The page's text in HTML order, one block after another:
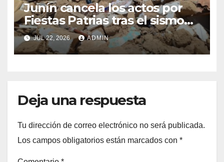
Junín cancela los actos por
Fiestas Patrias tras el sismo
que dejó cinco fallecidos en
Chupaca
JUL 22, 2026 ADMIN
Deja una respuesta
Tu dirección de correo electrónico no será publicada.
Los campos obligatorios están marcados con *